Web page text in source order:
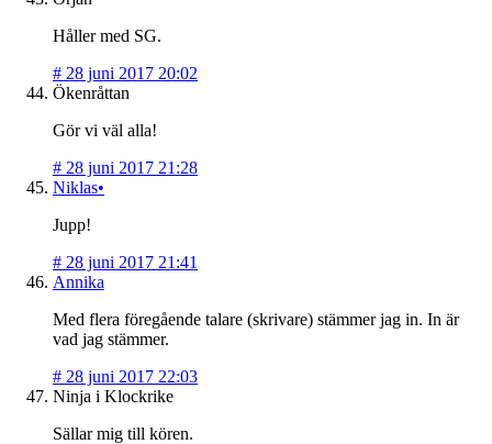
Håller med SG.
# 28 juni 2017 20:02
Ökenråttan
Gör vi väl alla!
# 28 juni 2017 21:28
Niklas•
Jupp!
# 28 juni 2017 21:41
Annika
Med flera föregående talare (skrivare) stämmer jag in. In är
vad jag stämmer.
# 28 juni 2017 22:03
Ninja i Klockrike
Sällar mig till kören.